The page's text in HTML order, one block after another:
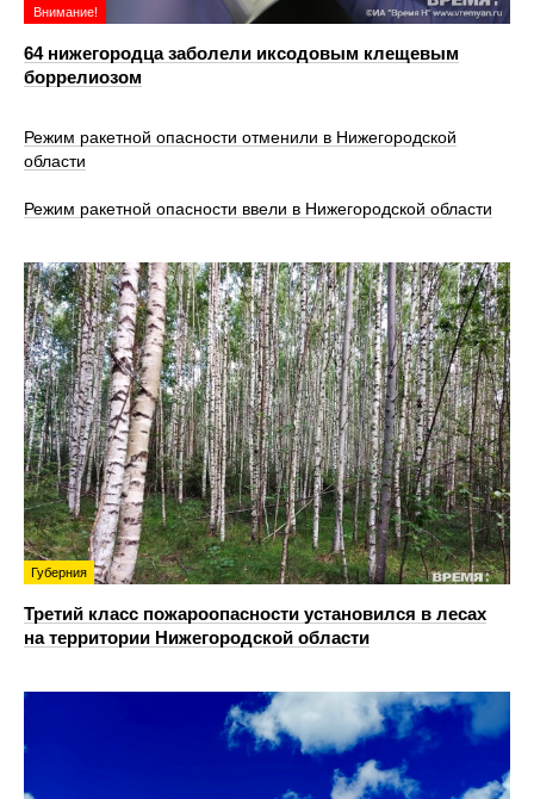
Внимание!
64 нижегородца заболели иксодовым клещевым
боррелиозом
Режим ракетной опасности отменили в Нижегородской
области
Режим ракетной опасности ввели в Нижегородской области
Губерния
Третий класс пожароопасности установился в лесах
на территории Нижегородской области